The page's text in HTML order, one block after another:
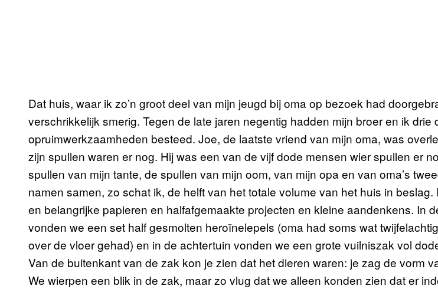
Dat huis, waar ik zo’n groot deel van mijn jeugd bij oma op bezoek had
verschrikkelijk smerig. Tegen de late jaren negentig hadden mijn broer en ik drie
opruimwerkzaamheden besteed. Joe, de laatste vriend van mijn oma, was
zijn spullen waren er nog. Hij was een van de vijf dode mensen wier spullen er
spullen van mijn tante, de spullen van mijn oom, van mijn opa en van oma’s
namen samen, zo schat ik, de helft van het totale volume van het huis in beslag.
en belangrijke papieren en halfafgemaakte projecten en kleine aandenkens. In
vonden we een set half gesmolten heroïnelepels (oma had soms wat
over de vloer gehad) en in de achtertuin vonden we een grote vuilniszak vol
Van de buitenkant van de zak kon je zien dat het dieren waren: je zag de vorm
We wierpen een blik in de zak, maar zo vlug dat we alleen konden zien dat er